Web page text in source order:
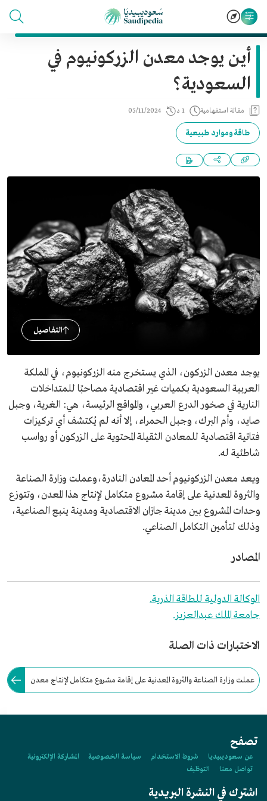
أين يوجد معدن الزركونيوم في
السعودية؟
مقالة استفهامية 1 د 05/11/2024
طاقة وموارد طبيعية
التفاصيل
يوجد معدن الزركون، الذي يستخرج منه الزركونيوم، في المملكة
العربية السعودية بكميات غير اقتصادية مصاحبًا للمتداخلات
النارية في صخور الدرع العربي، والمواقع الرئيسة، هي: الغرية، وجبل
صايد، وأم البرك، وجبل الحمراء، إلا أنه لم يُكتشف أي تركيزات
فتاتية اقتصادية للمعادن الثقيلة المحتوية على الزركون أو رواسب
شاطئية له.
ويعد معدن الزركونيوم أحد المعادن النادرة،وعملت وزارة الصناعة
والثروة المعدنية على إقامة مشروع متكامل لإنتاج هذا المعدن، وتتوزع
وحدات المشروع بين مدينة جازان الاقتصادية ومدينة ينبع الصناعية،
وذلك لتأمين التكامل الصناعي.
المصادر
الوكالة الدولية للطاقة الذرية.
جامعة الملك عبدالعزيز.
الاختبارات ذات الصلة
عملت وزارة الصناعة والثروة المعدنية على إقامة مشروع متكامل لإنتاج معدن
تصفح
عن سعوديبيديا شروط الاستخدام سياسة الخصوصية
المشاركة الإلكترونية
تواصل معنا
التوظيف
اشترك في النشرة البريدية